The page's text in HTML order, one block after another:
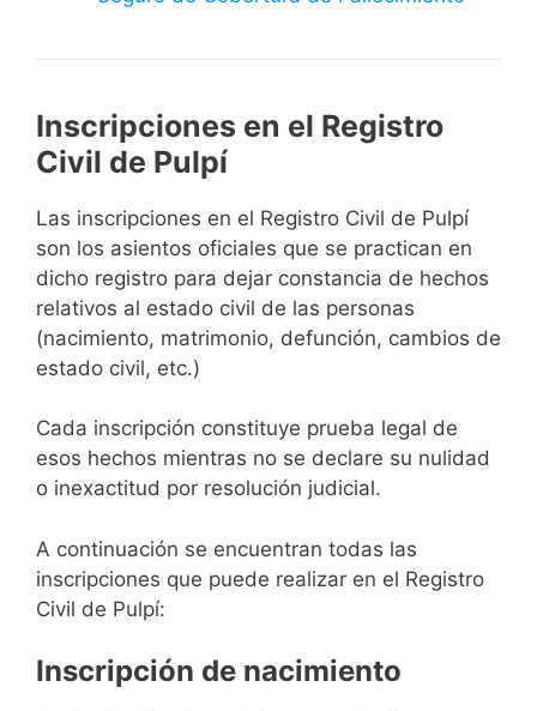
Inscripciones en el Registro
Civil de Pulpí
Las inscripciones en el Registro Civil de Pulpí
son los asientos oficiales que se practican en
dicho registro para dejar constancia de hechos
relativos al estado civil de las personas
(nacimiento, matrimonio, defunción, cambios de
estado civil, etc.)
Cada inscripción constituye prueba legal de
esos hechos mientras no se declare su nulidad
o inexactitud por resolución judicial.
A continuación se encuentran todas las
inscripciones que puede realizar en el Registro
Civil de Pulpí:
Inscripción de nacimiento